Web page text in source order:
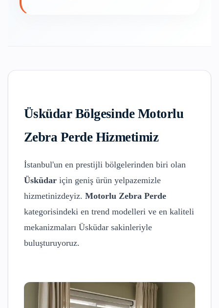
ÜsküdarBölgesinde Motorlu
Zebra PerdeHizmetimiz
İstanbul'un en prestijli bölgelerinden biri olan
Üsküdar için geniş ürün yelpazemizle
hizmetinizdeyiz. Motorlu Zebra Perde
kategorisindeki en trend modelleri ve en kaliteli
mekanizmaları Üsküdar sakinleriyle
buluşturuyoruz.